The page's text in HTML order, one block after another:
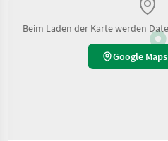
Beim Laden der Karte werden
Google